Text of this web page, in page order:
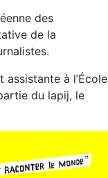
des
de la
assistante à l’École
du lapij, le